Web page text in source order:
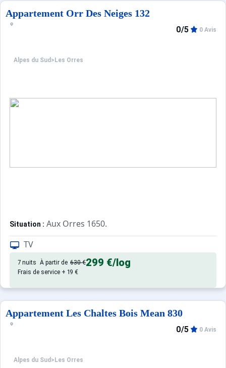
Appartement Orr Des Neiges 132
Alpes du Sud > Les Orres
0/5 0 Avis
Situation : Aux Orres 1650.
Appartement de particulier :Confortable et tout équipé.
TV
7 nuits À partir de 630 €299 €/log
Frais de service + 19 €
Appartement Les Chaltes Bois Mean 830
Alpes du Sud > Les Orres
0/5 0 Avis